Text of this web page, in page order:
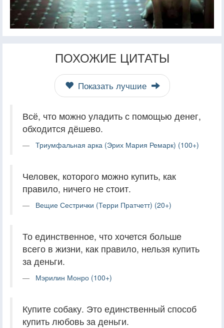
ПОХОЖИЕ ЦИТАТЫ
Показать лучшие
Всё, что можно уладить с помощью денег,
обходится дёшево.
Триумфальная арка (Эрих Мария Ремарк) (100+)
Человек, которого можно купить, как
правило, ничего не стоит.
Вещие Сестрички (Терри Пратчетт) (20+)
То единственное, что хочется больше
всего в жизни, как правило, нельзя купить
за деньги.
Мэрилин Монро (100+)
Купите собаку. Это единственный способ
купить любовь за деньги.